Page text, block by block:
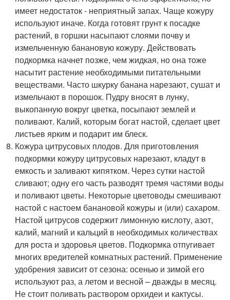
имеет недостаток - неприятный запах. Чаще кожуру
используют иначе. Когда готовят грунт к посадке
растений, в горшки насыпают слоями почву и
измельченную банановую кожуру. Действовать
подкормка начнет позже, чем жидкая, но она тоже
насытит растение необходимыми питательными
веществами. Часто шкурку банана нарезают, сушат и
измельчают в порошок. Пудру вносят в лунку,
выкопанную вокруг цветка, посыпают землей и
поливают. Калий, которым богат настой, сделает цвет
листьев ярким и подарит им блеск.
Кожура цитрусовых плодов. Для приготовления
подкормки кожуру цитрусовых нарезают, кладут в
емкость и заливают кипятком. Через сутки настой
сливают; одну его часть разводят тремя частями воды
и поливают цветы. Некоторые цветоводы смешивают
настой с настоем банановой кожуры и (или) сахаром.
Настой цитрусов содержит лимонную кислоту, азот,
калий, магний и кальций в необходимых количествах
для роста и здоровья цветов. Подкормка отпугивает
многих вредителей комнатных растений. Применение
удобрения зависит от сезона: осенью и зимой его
используют раз, а летом и весной – дважды в месяц.
Не стоит поливать раствором орхидеи и кактусы.